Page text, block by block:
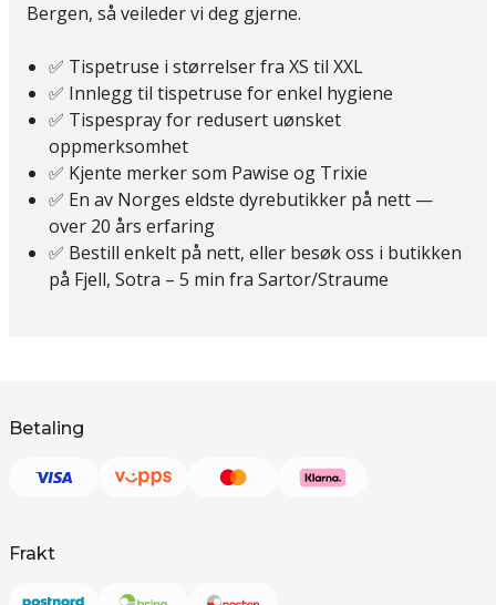
Bergen, så veileder vi deg gjerne.
✅ Tispetruse i størrelser fra XS til XXL
✅ Innlegg til tispetruse for enkel hygiene
✅ Tispespray for redusert uønsket
oppmerksomhet
✅ Kjente merker som Pawise og Trixie
✅ En av Norges eldste dyrebutikker på nett —
over 20 års erfaring
✅ Bestill enkelt på nett, eller besøk oss i butikken
på Fjell, Sotra – 5 min fra Sartor/Straume
Betaling
Frakt